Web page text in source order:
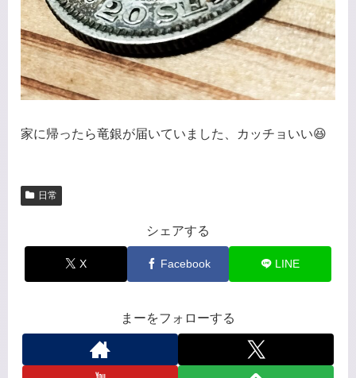
家に帰ったら竜銀が届いていました、カッチョいい😆
日常
シェアする
X Facebook LINE
まーをフォローする